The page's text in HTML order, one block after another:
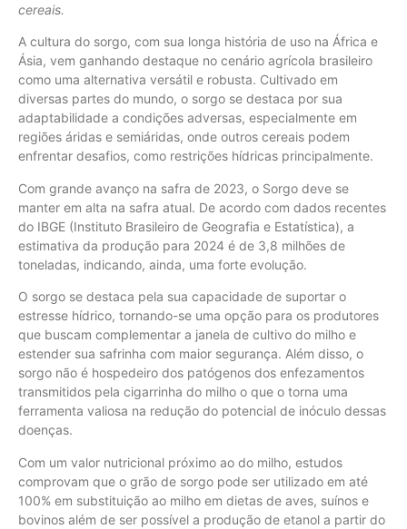
cereais.
A cultura do sorgo, com sua longa história de uso na África e
Ásia, vem ganhando destaque no cenário agrícola brasileiro
como uma alternativa versátil e robusta. Cultivado em
diversas partes do mundo, o sorgo se destaca por sua
adaptabilidade a condições adversas, especialmente em
regiões áridas e semiáridas, onde outros cereais podem
enfrentar desafios, como restrições hídricas principalmente.
Com grande avanço na safra de 2023, o Sorgo deve se
manter em alta na safra atual. De acordo com dados recentes
do IBGE (Instituto Brasileiro de Geografia e Estatística), a
estimativa da produção para 2024 é de 3,8 milhões de
toneladas, indicando, ainda, uma forte evolução.
O sorgo se destaca pela sua capacidade de suportar o
estresse hídrico, tornando-se uma opção para os produtores
que buscam complementar a janela de cultivo do milho e
estender sua safrinha com maior segurança. Além disso, o
sorgo não é hospedeiro dos patógenos dos enfezamentos
transmitidos pela cigarrinha do milho o que o torna uma
ferramenta valiosa na redução do potencial de inóculo dessas
doenças.
Com um valor nutricional próximo ao do milho, estudos
comprovam que o grão de sorgo pode ser utilizado em até
100% em substituição ao milho em dietas de aves, suínos e
bovinos além de ser possível a produção de etanol a partir do